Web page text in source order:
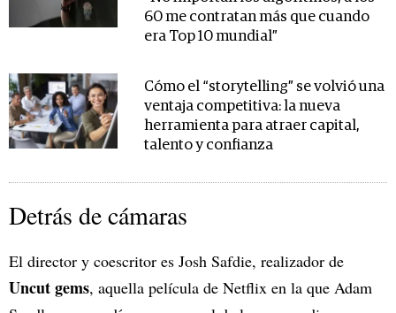
60 me contratan más que cuando
era Top 10 mundial”
Cómo el “storytelling” se volvió una
ventaja competitiva: la nueva
herramienta para atraer capital,
talento y confianza
Detrás de cámaras
El director y coescritor es Josh Safdie, realizador de
Uncutgems, aquella película de Netflix en la que Adam